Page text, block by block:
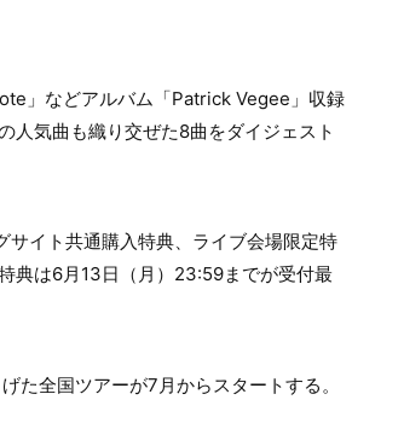
」などアルバム「Patrick Vegee」収録
人気曲も織り交ぜた8曲をダイジェスト
サイト共通購入特典、ライブ会場限定特
典は6月13日（月）23:59までが受付最
全国ツアーが7月からスタートする。